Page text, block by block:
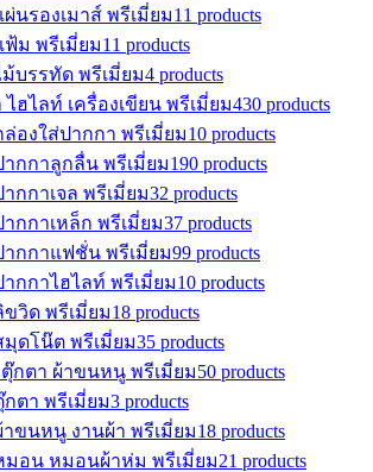
ผ่นรองเมาส์ พรีเมี่ยม11 products
ฟ้ม พรีเมี่ยม11 products
ม้บรรทัด พรีเมี่ยม4 products
ไฮไลท์ เครื่องเขียน พรีเมี่ยม430 products
ล่องใส่ปากกา พรีเมี่ยม10 products
ากกาลูกลื่น พรีเมี่ยม190 products
ากกาเจล พรีเมี่ยม32 products
ากกาเหล็ก พรีเมี่ยม37 products
ากกาแฟชั่น พรีเมี่ยม99 products
ากกาไฮไลท์ พรีเมี่ยม10 products
ขวิด พรีเมี่ยม18 products
มุดโน๊ต พรีเมี่ยม35 products
กตา ผ้าขนหนู พรีเมี่ยม50 products
กตา พรีเมี่ยม3 products
าขนหนู งานผ้า พรีเมี่ยม18 products
มอน หมอนผ้าห่ม พรีเมี่ยม21 products